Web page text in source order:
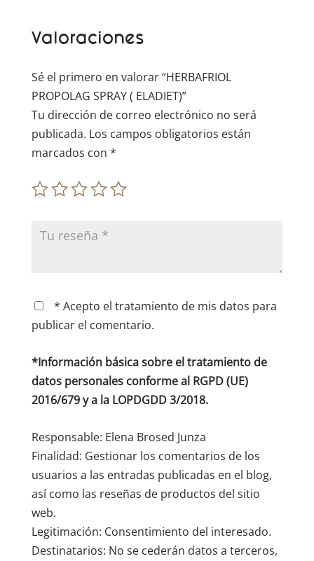
e
Valoraciones
Sé el primero en valorar “HERBAFRIOL
PROPOLAG SPRAY ( ELADIET)”
Tu dirección de correo electrónico no será
publicada. Los campos obligatorios están
marcados con *
* Acepto el tratamiento de mis datos para
publicar el comentario.
*Información básica sobre el tratamiento de
datos personales conforme al RGPD (UE)
2016/679 y a la LOPDGDD 3/2018.
Responsable: Elena Brosed Junza
Finalidad: Gestionar los comentarios de los
usuarios a las entradas publicadas en el blog,
así como las reseñas de productos del sitio
web.
Legitimación: Consentimiento del interesado.
Destinatarios: No se cederán datos a terceros,